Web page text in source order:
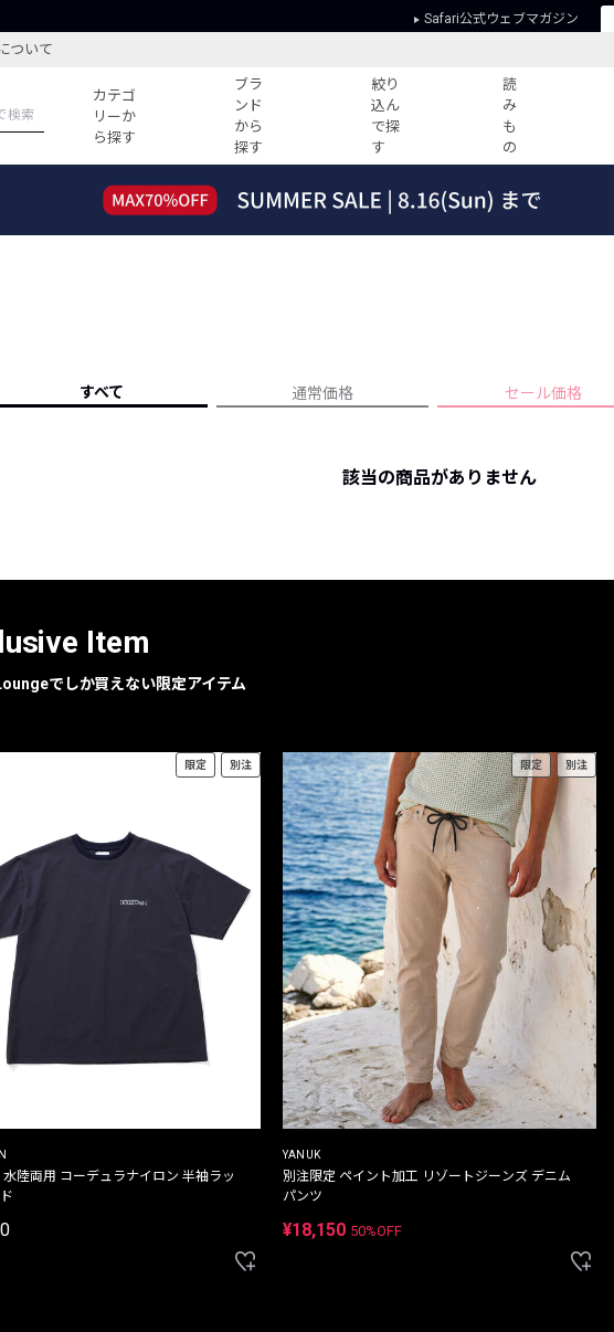
Safari公式ウェブマガジン
ついて
カテゴ
リーか
ら探す
ブラ
ンド
から
探す
絞り
込ん
で探
す
読
み
も
の
すべての記事
人気記事ランキング
フォーカスブランド
プライバシーポリシー
すべて 通常価格 セール価格
該当の商品がありません
Item
でしか買えない限定アイテム
限定 別注
水陸両用 コーデュラナイロン 半袖ラッ
限定 別注
YANUK
別注限定 ペイント加工 リゾートジーンズ デニム
パンツ
¥18,150 50%OFF